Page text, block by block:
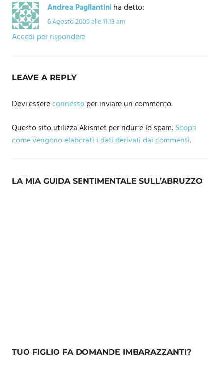
Andrea Pagliantiniha detto:
6 Agosto 2009 alle 11:13 am
Accedi per rispondere
LEAVE A REPLY
Devi essereconnessoper inviare un commento.
Questo sito utilizza Akismet per ridurre lo spam.Scopri
come vengono elaborati i dati derivati dai commenti.
LA MIA GUIDA SENTIMENTALE SULL’ABRUZZO
TUO FIGLIO FA DOMANDE IMBARAZZANTI?